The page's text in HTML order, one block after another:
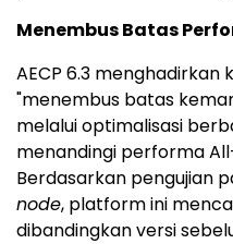
Menembus Batas
AECP 6.3
"menembus batas
melalui optimalisasi
menandingi performa
Berdasarkan pengujian
node, platform ini
dibandingkan versi